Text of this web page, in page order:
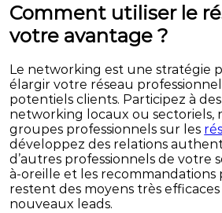
Comment utiliser le
votre avantage ?
Le networking est une stratégie
élargir votre réseau
potentiels clients. Participez à
networking locaux ou sectoriels,
groupes professionnels sur les
développez des relations
d’autres professionnels de votre
à-oreille et les recommandations
restent des moyens très
nouveaux leads.